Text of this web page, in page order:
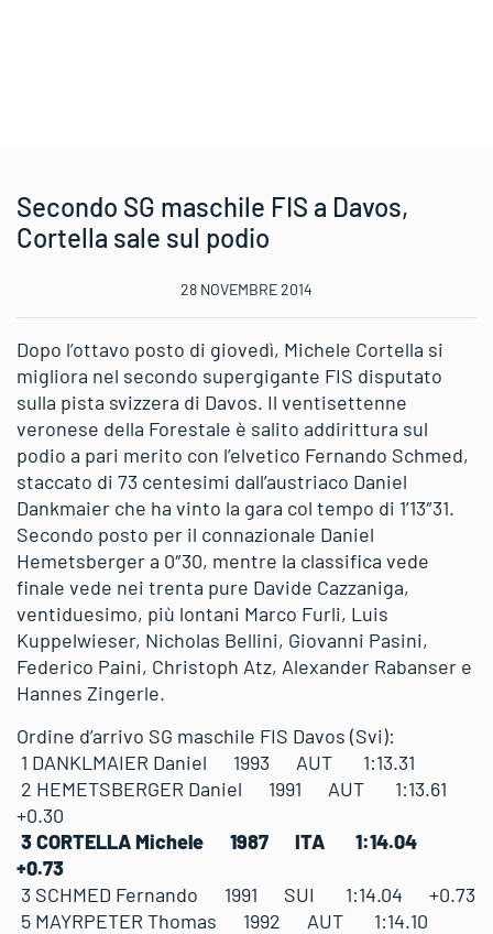
Secondo SG maschile FIS a Davos,
Cortella sale sul podio
28 NOVEMBRE 2014
Dopo l’ottavo posto di giovedì, Michele Cortella si
migliora nel secondo supergigante FIS disputato
sulla pista svizzera di Davos. Il ventisettenne
veronese della Forestale è salito addirittura sul
podio a pari merito con l’elvetico Fernando Schmed,
staccato di 73 centesimi dall’austriaco Daniel
Dankmaier che ha vinto la gara col tempo di 1’13″31.
Secondo posto per il connazionale Daniel
Hemetsberger a 0″30, mentre la classifica vede
finale vede nei trenta pure Davide Cazzaniga,
ventiduesimo, più lontani Marco Furli, Luis
Kuppelwieser, Nicholas Bellini, Giovanni Pasini,
Federico Paini, Christoph Atz, Alexander Rabanser e
Hannes Zingerle.
Ordine d’arrivo SG maschile FIS Davos (Svi):
1 DANKLMAIER Daniel 1993 AUT 1:13.31
2 HEMETSBERGER Daniel 1991 AUT 1:13.61
+0.30
3 CORTELLA Michele 1987 ITA 1:14.04
+0.73
3 SCHMED Fernando 1991 SUI 1:14.04 +0.73
5 MAYRPETER Thomas 1992 AUT 1:14.10